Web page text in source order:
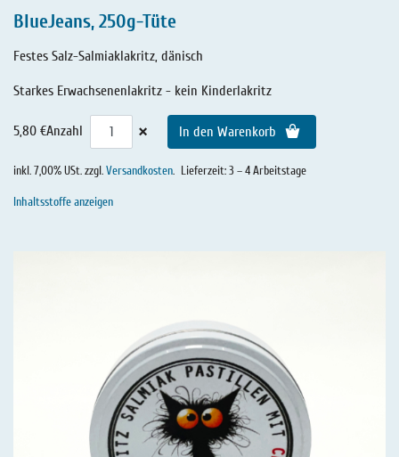
BlueJeans, 250g-Tüte
Festes Salz-Salmiaklakritz, dänisch
Starkes Erwachsenenlakritz - kein Kinderlakritz
5,80 €Anzahl × In den Warenkorb
inkl. 7,00% USt. zzgl.Versandkosten. Lieferzeit: 3 – 4 Arbeitstage
Inhaltsstoffe anzeigen